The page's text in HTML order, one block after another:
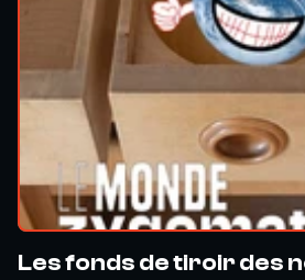
Les fonds de tiroir des